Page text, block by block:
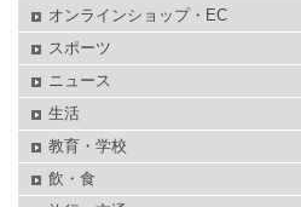
オンラインショップ・EC
スポーツ
ニュース
生活
教育・学校
飲・食